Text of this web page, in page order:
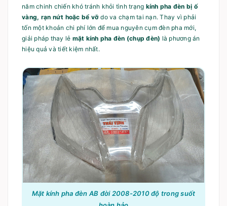
năm chinh chiến khó tránh khỏi tình trạng kính pha đèn bị ố
vàng, rạn nứt hoặc bể vỡ do va chạm tai nạn. Thay vì phải
tốn một khoản chi phí lớn để mua nguyên cụm đèn pha mới,
giải pháp thay lẻ mặt kính pha đèn (chụp đèn) là phương án
hiệu quả và tiết kiệm nhất.
Mặt kính pha đèn AB đời 2008-2010 độ trong suốt